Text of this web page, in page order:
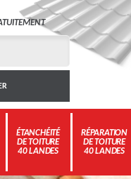
ÉTANCHÉITÉ
DE TOITURE
40 LANDES
RÉPARATION
DE TOITURE
40 LANDES